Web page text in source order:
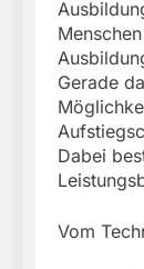
Gerade
Dabei
Vom